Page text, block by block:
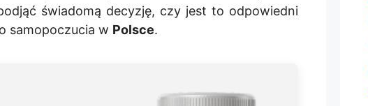
świadomą decyzję, czy jest to odpowiedni
samopoczucia w Polsce.